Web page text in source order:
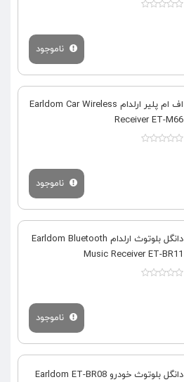
ناموجود
اف ام پلیر ارلدام Earldom Car Wireless
Receiver ET-M66
ناموجود
دانگل بلوتوث ارلدام Earldom Bluetooth
Music Receiver ET-BR11
ناموجود
دانگل بلوتوث خودرو Earldom ET-BR08